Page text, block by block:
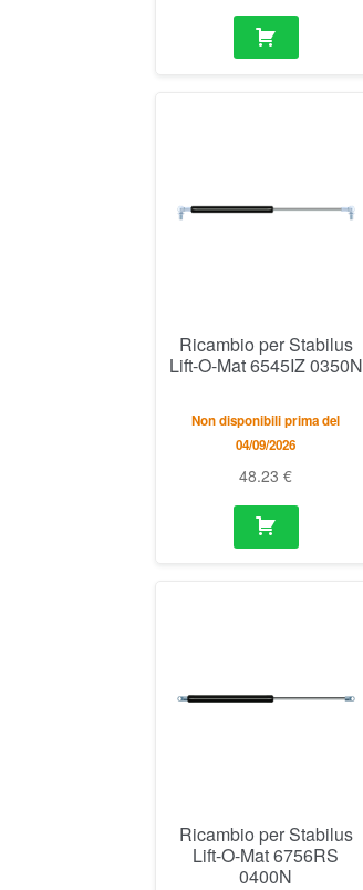
Ricambio per Stabilus
Lift-O-Mat 6545IZ 0350N
Non disponibili prima del
04/09/2026
48.23€
Ricambio per Stabilus
Lift-O-Mat 6756RS
0400N